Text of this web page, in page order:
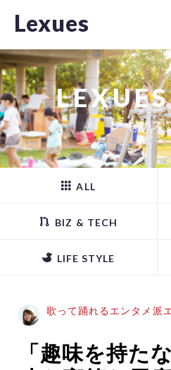
Lexues
レキサス
ALL
BIZ & TECH
LIFE STYLE
歌って踊れるエンタメ派
「趣味を持た